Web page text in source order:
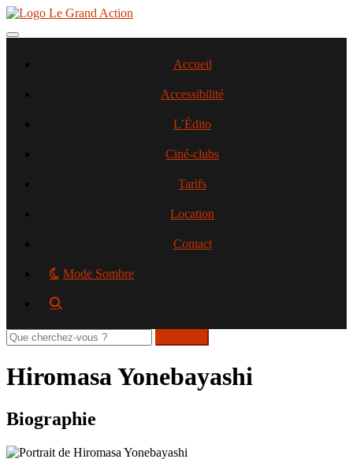
Aller
contenu
Toggle navigation
Accueil
Accessibilité
L’Édito
Ciné-clubs
Tarifs
Location
Contact
Mode Sombre
Rechercher
sur
site
Hiromasa Yonebayashi
Biographie